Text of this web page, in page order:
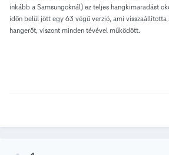
inkább a Samsungoknál) ez teljes hangkimaradást
időn belül jött egy 63 végű verzió, ami
hangerőt, viszont minden tévével működött.